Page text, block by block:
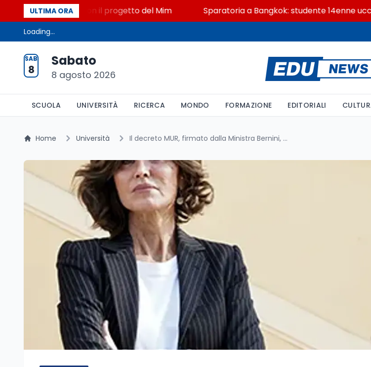
ULTIMA ORA
STEM a Lerici con il progetto del Mim Sparatoria a Bangkok: studente 14enne uccide
Loading...
SAB
8
Sabato
8 agosto 2026
SCUOLA UNIVERSITÀ RICERCA MONDO FORMAZIONE EDITORIALI
Home Università Il decreto MUR, firmato dalla Ministra Bernini, ripartisce 17 milioni l'anno per le borse AFAM per un totale di oltre 100 milioni di euro